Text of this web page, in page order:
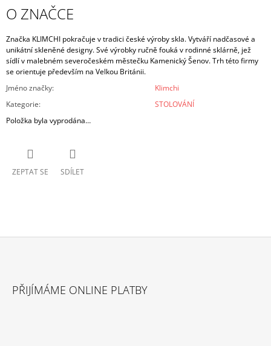
O ZNAČCE
Značka KLIMCHI pokračuje v tradici české výroby skla. Vytváří nadčasové a
unikátní skleněné designy. Své výrobky ručně fouká v rodinné sklárně, jež
sídlí v malebném severočeském městečku Kamenický Šenov. Trh této firmy
se orientuje především na Velkou Británii.
Jméno značky:
Klimchi
Kategorie:
STOLOVÁNÍ
Položka byla vyprodána…
ZEPTAT SE SDÍLET
PŘIJÍMÁME ONLINE PLATBY